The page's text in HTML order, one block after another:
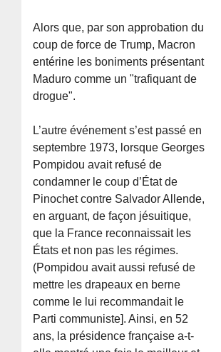
Alors que, par son approbation du
coup de force de Trump, Macron
entérine les boniments présentant
Maduro comme un "trafiquant de
drogue".
L’autre événement s’est passé en
septembre 1973, lorsque Georges
Pompidou avait refusé de
condamner le coup d’État de
Pinochet contre Salvador Allende,
en arguant, de façon jésuitique,
que la France reconnaissait les
États et non pas les régimes.
(Pompidou avait aussi refusé de
mettre les drapeaux en berne
comme le lui recommandait le
Parti communiste]. Ainsi, en 52
ans, la présidence française a-t-